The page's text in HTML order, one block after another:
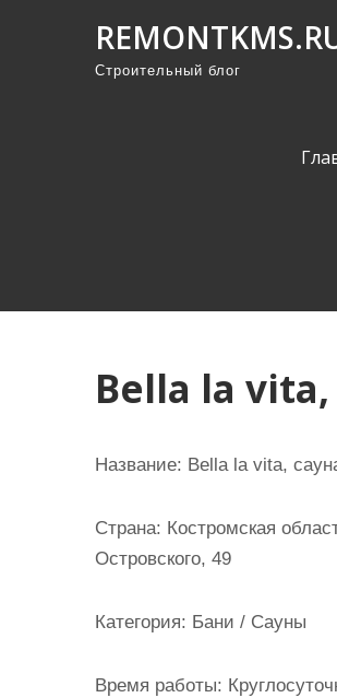
Строительный блог
Bella la vita,
Название: Bella la vita,
Страна: Костромская
Островского, 49
Категория: Бани / Сауны
Время работы: